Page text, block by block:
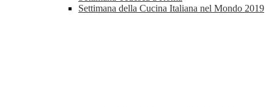
Settimana della Cucina Italiana nel Mondo 2019